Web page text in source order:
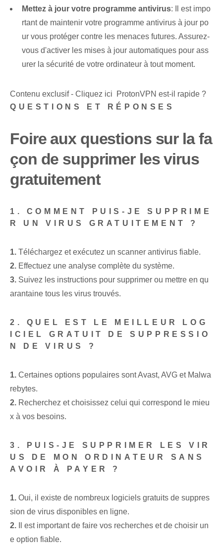
Mettez à jour votre programme antivirus:⁤ Il est impo
rtant de maintenir votre programme antivirus à jour po
ur vous protéger contre les menaces futures. Assurez-
vous d'activer les mises à jour automatiques pour ass
urer la sécurité de votre ordinateur à tout moment.
Contenu exclusif - Cliquez ici ProtonVPN est-il rapide ?
QUESTIONS ET RÉPONSES
Foire aux questions sur la fa
çon de supprimer les virus
gratuitement
1. COMMENT PUIS-JE SUPPRIME
R UN VIRUS GRATUITEMENT ?
1. Téléchargez et exécutez un scanner antivirus fiable.
2. Effectuez une analyse complète du système.
3. Suivez les instructions pour supprimer ou mettre en qu
arantaine tous les virus trouvés.
2. QUEL EST LE MEILLEUR LOG
ICIEL GRATUIT DE SUPPRESSIO
N DE VIRUS ?
1. Certaines options populaires sont Avast, AVG et Malwa
rebytes. ⁤
2. Recherchez et choisissez celui qui correspond le mieu
x à vos besoins.
3. PUIS-JE SUPPRIMER LES VIR
US DE MON ORDINATEUR SANS
AVOIR À PAYER ?
1. Oui, il existe de nombreux logiciels gratuits de suppres
sion de virus disponibles en ligne.
2. Il est important de faire vos recherches ‌et de choisir‍ un
e option fiable.